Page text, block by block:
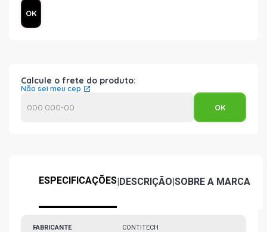
Calcule o frete do produto:
Não sei meu cep
ESPECIFICAÇÕES|DESCRIÇÃO|SOBRE A MARCA
FABRICANTE CONTITECH